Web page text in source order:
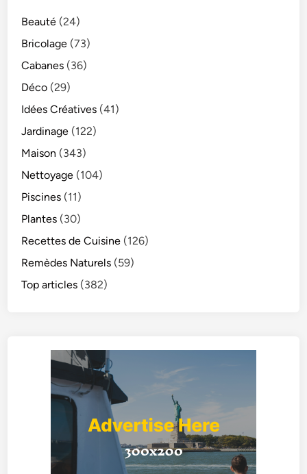
Beauté (24)
Bricolage (73)
Cabanes (36)
Déco (29)
Idées Créatives (41)
Jardinage (122)
Maison (343)
Nettoyage (104)
Piscines (11)
Plantes (30)
Recettes de Cuisine (126)
Remèdes Naturels (59)
Top articles (382)